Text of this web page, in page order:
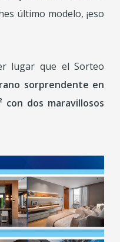
último modelo, ¡eso
lugar que el Sorteo
sorprendente en
con dos maravillosos